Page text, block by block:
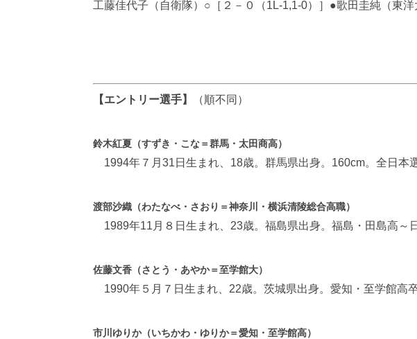
工藤佳代子（自衛隊）○［２－０（1L-1,1-0）］●歌田圭純（東洋
【エントリー選手】 （順不同）
鈴木紅夏（すずき・こな＝群馬・太田商高）
1994年７月31日生まれ、18歳。群馬県出身。160cm。全日本
渡部沙織（わたなべ・さおり＝神奈川・横浜清陵総合高職）
1989年11月８日生まれ、23歳。福島県出身。福島・田島高～
佐藤文香（さとう・あやか＝至学館大）
1990年５月７日生まれ、22歳。茨城県出身。愛知・至学館高
市川ゆりか（いちかわ・ゆりか＝愛知・至学館高）